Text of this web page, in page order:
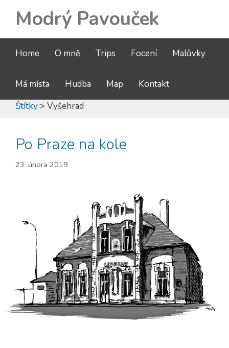
Modrý Pavouček
Home O mně Trips Focení Malůvky
Má místa Hudba Map
Kontakt
Štítky> Vyšehrad
Po Praze na kole
23. února 2019